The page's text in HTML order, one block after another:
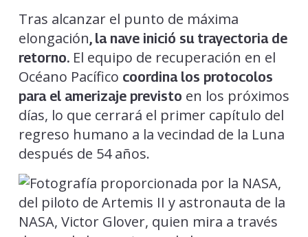
Tras alcanzar el punto de máxima
elongación, la nave inició su trayectoria de
retorno.El equipo de recuperación en el
Océano Pacífico coordina los protocolos
para el amerizaje previsto en los próximos
días, lo que cerrará el primer capítulo del
regreso humano a la vecindad de la Luna
después de 54 años.